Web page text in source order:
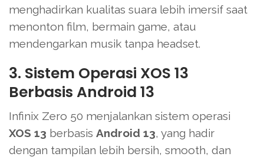
menghadirkan kualitas suara lebih imersif saat
menonton film, bermain game, atau
mendengarkan musik tanpa headset.
3. Sistem Operasi XOS 13
Berbasis Android 13
Infinix Zero 50 menjalankan sistem operasi
XOS 13 berbasis Android 13, yang hadir
dengan tampilan lebih bersih, smooth, dan